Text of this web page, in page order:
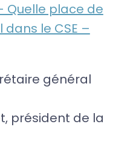
Quelle place de
le CSE –
général
président de la